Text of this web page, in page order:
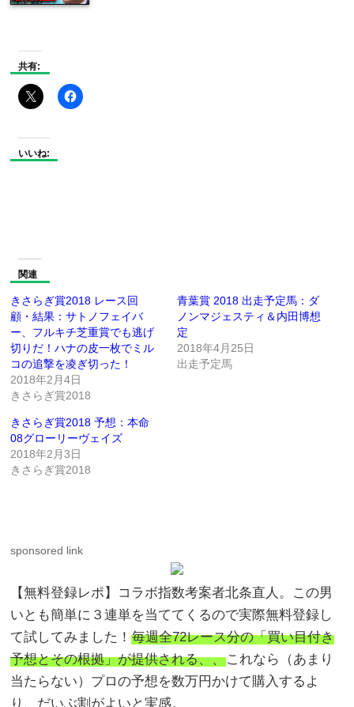
共有:
いいね:
関連
きさらぎ賞2018 レース回
顧・結果：サトノフェイバ
ー、フルキチ芝重賞でも逃げ
切りだ！ハナの皮一枚でミル
コの追撃を凌ぎ切った！
2018年2月4日
きさらぎ賞2018
青葉賞 2018 出走予定馬：ダ
ノンマジェスティ＆内田博想
定
2018年4月25日
出走予定馬
きさらぎ賞2018 予想：本命
08グローリーヴェイズ
2018年2月3日
きさらぎ賞2018
sponsored link
【無料登録レポ】コラボ指数考案者北条直人。この男
いとも簡単に３連単を当ててくるので実際無料登録し
て試してみました！毎週全72レース分の「買い目付き
予想とその根拠」が提供される、、これなら（あまり
当たらない）プロの予想を数万円かけて購入するよ
り、だいぶ割がよいと実感。